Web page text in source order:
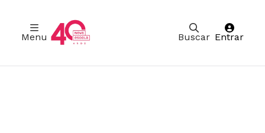
Buscar
Menu Entrar